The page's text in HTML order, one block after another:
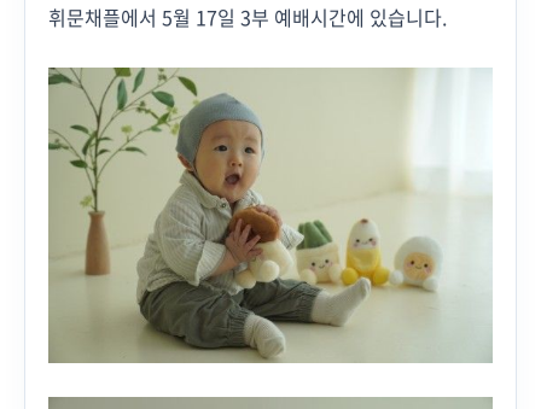
휘문채플에서 5월 17일 3부 예배시간에 있습니다.